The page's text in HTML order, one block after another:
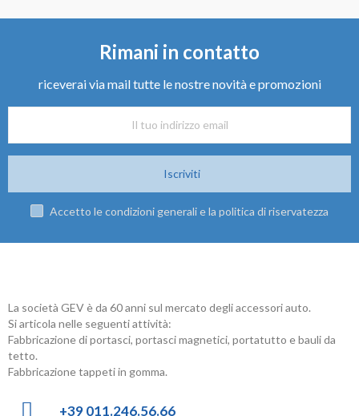
Rimani in contatto
riceverai via mail tutte le nostre novità e promozioni
Iscriviti
Accetto le condizioni generali e la politica di riservatezza
La società GEV è da 60 anni sul mercato degli accessori auto.
Si articola nelle seguenti attività:
Fabbricazione di portasci, portasci magnetici, portatutto e bauli da
tetto.
Fabbricazione tappeti in gomma.
+39 011.246.56.66